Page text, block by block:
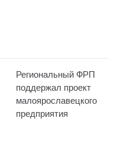
Региональный ФРП
поддержал проект
малоярославецкого
предприятия